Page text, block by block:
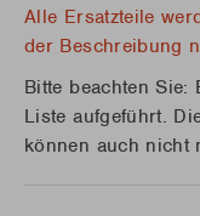
Alle Ersatzteile
der Beschreibung
Bitte beachten
Liste aufgeführt.
können auch nicht